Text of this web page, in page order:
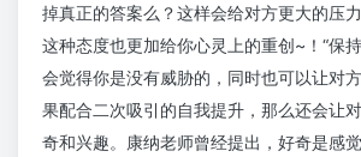
掉真正的答案么？这样会给对方更大的压
这种态度也更加给你心灵上的重创~！“保
会觉得你是没有威胁的，同时也可以让对
果配合二次吸引的自我提升，那么还会让
奇和兴趣。康纳老师曾经提出，好奇是感